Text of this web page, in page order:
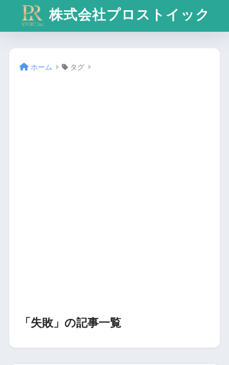
株式会社プロストイック
ホーム タグ
「失敗」の記事一覧